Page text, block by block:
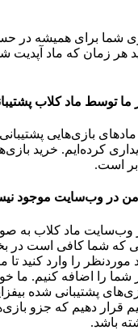
شما برای همیشه در
هر زمان که ماد آپدیت
ما توسط ماد کلاب
بازی‌هایی
کرده‌ایم. خرید
است.
من در وب‌سایت موجود
وب‌سایت ماد کلاب به
که شما کافی است در
موردنظر را وارد کنید
شما را اضافه کنیم. ما
پشتیبانی شده
قرار دهیم که جزو
باشد.